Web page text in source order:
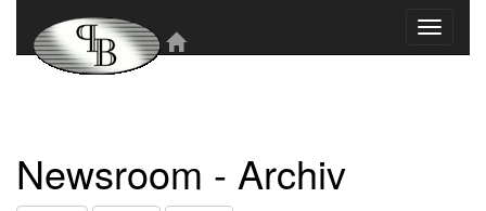
Toggle
Newsroom - Archiv